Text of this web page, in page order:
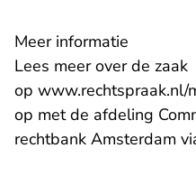
Meer informatie
Lees meer over de zaak
op www.rechtspraak.nl/
op met de afdeling
rechtbank Amsterdam